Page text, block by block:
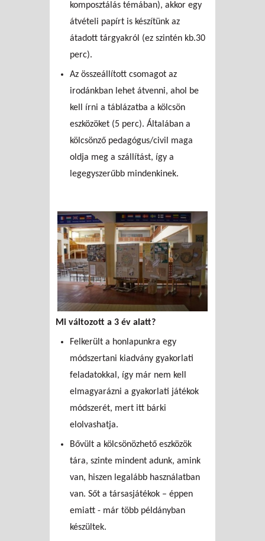
komposztálás témában), akkor egy
átvételi papírt is készítünk az
átadott tárgyakról (ez szintén kb.30
perc).
Az összeállított csomagot az
irodánkban lehet átvenni, ahol be
kell írni a táblázatba a kölcsön
eszközöket (5 perc). Általában a
kölcsönző pedagógus/civil maga
oldja meg a szállítást, így a
legegyszerűbb mindenkinek.
Mi változott a 3 év alatt?
Felkerült a honlapunkra egy
módszertani kiadvány gyakorlati
feladatokkal, így már nem kell
elmagyarázni a gyakorlati játékok
módszerét, mert itt bárki
elolvashatja.
Bővült a kölcsönözhető eszközök
tára, szinte mindent adunk, amink
van, hiszen legalább használatban
van. Sőt a társasjátékok – éppen
emiatt - már több példányban
készültek.